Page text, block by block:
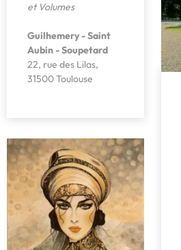
et Volumes
Guilhemery - Saint
Aubin - Soupetard
22, rue des Lilas,
31500 Toulouse